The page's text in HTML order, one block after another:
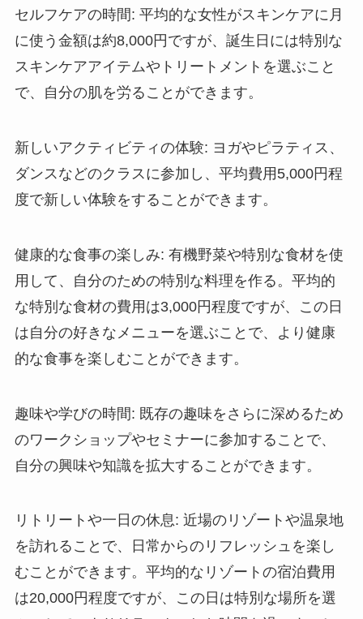
セルフケアの時間: 平均的な女性がスキンケアに月
に使う金額は約8,000円ですが、誕生日には特別な
スキンケアアイテムやトリートメントを選ぶこと
で、自分の肌を労ることができます。
新しいアクティビティの体験: ヨガやピラティス、
ダンスなどのクラスに参加し、平均費用5,000円程
度で新しい体験をすることができます。
健康的な食事の楽しみ: 有機野菜や特別な食材を使
用して、自分のための特別な料理を作る。平均的
な特別な食材の費用は3,000円程度ですが、この日
は自分の好きなメニューを選ぶことで、より健康
的な食事を楽しむことができます。
趣味や学びの時間: 既存の趣味をさらに深めるため
のワークショップやセミナーに参加することで、
自分の興味や知識を拡大することができます。
リトリートや一日の休息: 近場のリゾートや温泉地
を訪れることで、日常からのリフレッシュを楽し
むことができます。平均的なリゾートの宿泊費用
は20,000円程度ですが、この日は特別な場所を選